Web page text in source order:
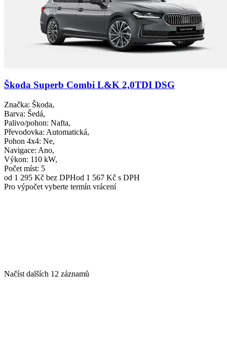
Škoda Superb Combi L&K 2,0TDI DSG
Značka: Škoda,
Barva: Šedá,
Palivo/pohon: Nafta,
Převodovka: Automatická,
Pohon 4x4: Ne,
Navigace: Ano,
Výkon: 110 kW,
Počet míst: 5
od 1 295 Kč bez DPHod 1 567 Kč s DPH
Pro výpočet vyberte termín vrácení
Načíst dalších 12 záznamů